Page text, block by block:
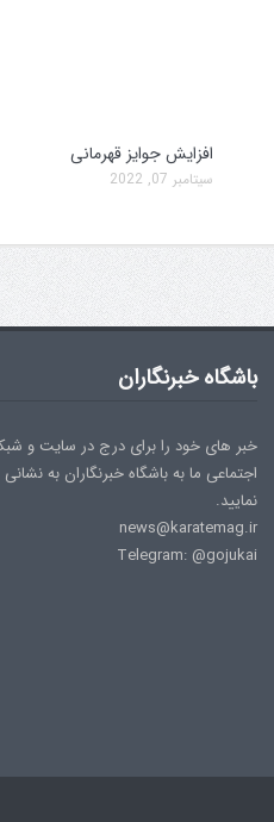
افزایش جوایز قهرمانی
سپتامبر 07, 2022
تولد کایچو سن سی گوگن
باشگاه خبرنگاران
خبر های خود را برای درج در سایت و
اجتماعی ما به باشگاه خبرنگاران به
نمایید.
news@karatemag.ir
Telegram: @gojukai